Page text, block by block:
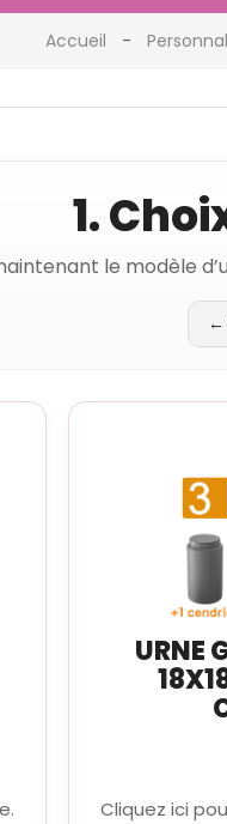
Accueil
1.
le modèle
←
URNE
Cliquez ici